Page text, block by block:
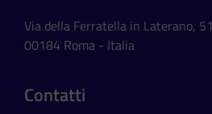
Via della Ferratella in Laterano, 51
00184 Roma - Italia
Contatti